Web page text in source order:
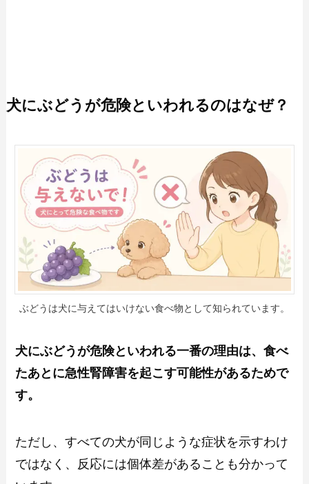
犬にぶどうが危険といわれるのはなぜ？
ぶどうは犬に与えてはいけない食べ物として知られています。
犬にぶどうが危険といわれる一番の理由は、食べ
たあとに急性腎障害を起こす可能性があるためで
す。
ただし、すべての犬が同じような症状を示すわけ
ではなく、反応には個体差があることも分かって